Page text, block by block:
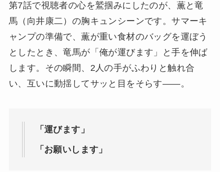
第7話で視聴者の心を鷲掴みにしたのが、薫と竜
馬（向井康二）の胸キュンシーンです。サマーキ
ャンプの準備で、薫が重い食材のバッグを運ぼう
としたとき、竜馬が「俺が運びます」と手を伸ば
します。その瞬間、2人の手がふわりと触れ合
い、互いに動揺してサッと目をそらす――。
「運びます」
「お願いします」